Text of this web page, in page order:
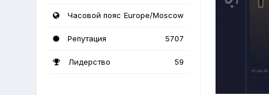
Часовой пояс Europe/Moscow
Репутация 5707
Лидерство 59